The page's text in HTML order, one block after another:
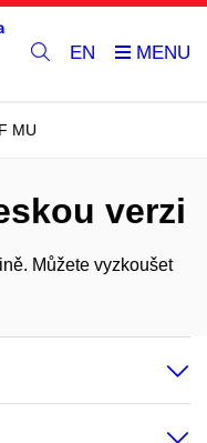
EN
MU
verzi
Můžete vyzkoušet